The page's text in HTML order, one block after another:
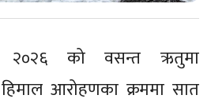
२०२६ को वसन्त ऋतुमा
आरोहणका क्रममा सात